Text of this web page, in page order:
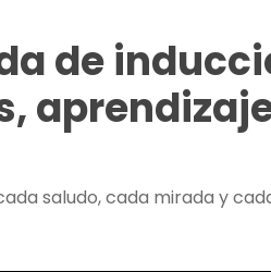
de
saludo, cada mirada y